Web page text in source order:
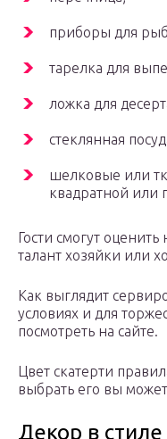
приборы для
тарелка для
ложка для
стеклянная
шелковые или
квадратной или
Гости смогут
талант хозяйки или
Как выглядит
условиях и для
посмотреть на сайте.
Цвет скатерти
выбрать его вы
Декор в стиле